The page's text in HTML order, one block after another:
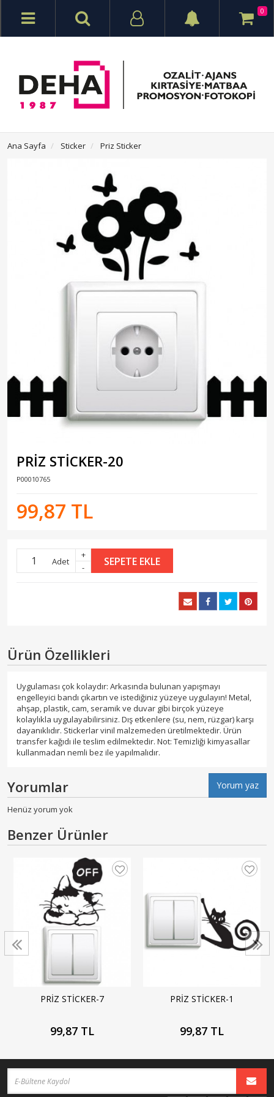
0
Ana Sayfa Sticker Priz Sticker
PRİZ STİCKER-20
P00010765
99,87 TL
Adet
+
-
SEPETE EKLE
Ürün Özellikleri
Uygulaması çok kolaydır: Arkasında bulunan yapışmayı
engelleyici bandı çıkartın ve istediğiniz yüzeye uygulayın! Metal,
ahşap, plastik, cam, seramik ve duvar gibi birçok yüzeye
kolaylıkla uygulayabilirsiniz. Dış etkenlere (su, nem, rüzgar) karşı
dayanıklıdır. Stickerlar vinil malzemeden üretilmektedir. Ürün
transfer kağıdı ile teslim edilmektedir. Not: Temizliği kimyasallar
kullanmadan nemli bez ile yapılmalıdır.
Yorumlar Yorum yaz
Henüz yorum yok
Benzer Ürünler
PRİZ STİCKER-7
99,87 TL
PRİZ STİCKER-1
99,87 TL